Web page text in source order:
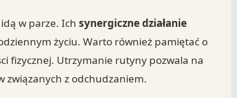
w parze. Ichsynergiczne działanie
życiu. Warto również pamiętać o
fizycznej. Utrzymanie rutyny pozwala na
związanych z odchudzaniem.